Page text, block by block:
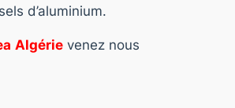
d’aluminium.
Algérievenez nous